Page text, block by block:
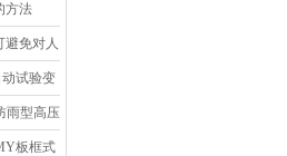
方法
避免对人
试验变
雨型高压
板框式